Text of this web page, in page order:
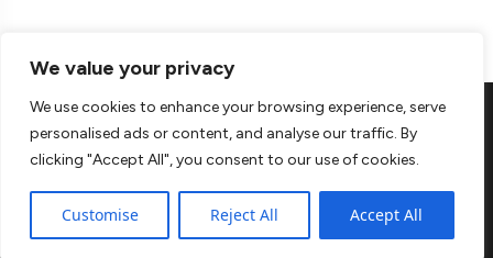
We value your privacy
We use cookies to enhance your browsing experience, serve
personalised ads or content, and analyse our traffic. By
clicking "Accept All", you consent to our use of cookies.
Customise Reject All Accept All
© Copyright 2026 Kontra